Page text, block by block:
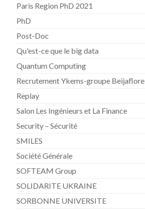
Paris Region PhD 2021
PhD
Post-Doc
Qu'est-ce que le big data
Quantum Computing
Recrutement Ykems-groupe Beijaflore
Replay
Salon Les Ingénieurs et La Finance
Security – Sécurité
SMILES
Société Générale
SOFTEAM Group
SOLIDARITE UKRAINE
SORBONNE UNIVERSITE